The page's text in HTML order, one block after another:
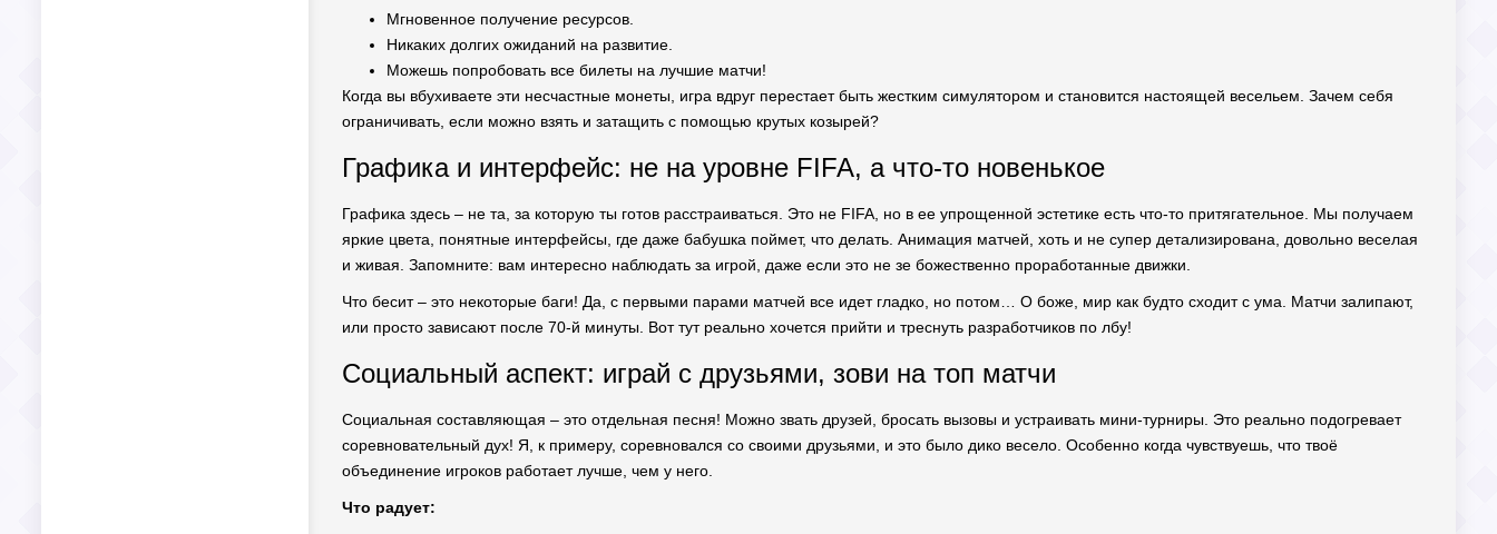
Мгновенное получение ресурсов.
Никаких долгих ожиданий на развитие.
Можешь попробовать все билеты на лучшие матчи!
Когда вы вбухиваете эти несчастные монеты, игра вдруг перестает быть жестким симулятором и становится настоящей весельем. Зачем себя
ограничивать, если можно взять и затащить с помощью крутых козырей?
Графика и интерфейс: не на уровне FIFA, а что-то новенькое
Графика здесь – не та, за которую ты готов расстраиваться. Это не FIFA, но в ее упрощенной эстетике есть что-то притягательное. Мы получаем
яркие цвета, понятные интерфейсы, где даже бабушка поймет, что делать. Анимация матчей, хоть и не супер детализирована, довольно веселая
и живая. Запомните: вам интересно наблюдать за игрой, даже если это не зе божественно проработанные движки.
Что бесит – это некоторые баги! Да, с первыми парами матчей все идет гладко, но потом… О боже, мир как будто сходит с ума. Матчи залипают,
или просто зависают после 70-й минуты. Вот тут реально хочется прийти и треснуть разработчиков по лбу!
Социальный аспект: играй с друзьями, зови на топ матчи
Социальная составляющая – это отдельная песня! Можно звать друзей, бросать вызовы и устраивать мини-турниры. Это реально подогревает
соревновательный дух! Я, к примеру, соревновался со своими друзьями, и это было дико весело. Особенно когда чувствуешь, что твоё
объединение игроков работает лучше, чем у него.
Что радует: